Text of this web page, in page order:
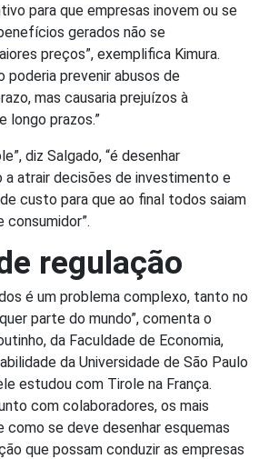
para que empresas inovem ou se
gerados não se
preços”, exemplifica Kimura.
poderia prevenir abusos de
mas causaria prejuízos à
longo prazos.”
diz Salgado, “é desenhar
a atrair decisões de investimento e
custo para que ao final todos saiam
consumidor”.
regulação
é um problema complexo, tanto no
parte do mundo”, comenta o
da Faculdade de Economia,
da Universidade de São Paulo
estudou com Tirole na França.
com colaboradores, os mais
se deve desenhar esquemas
que possam conduzir as empresas